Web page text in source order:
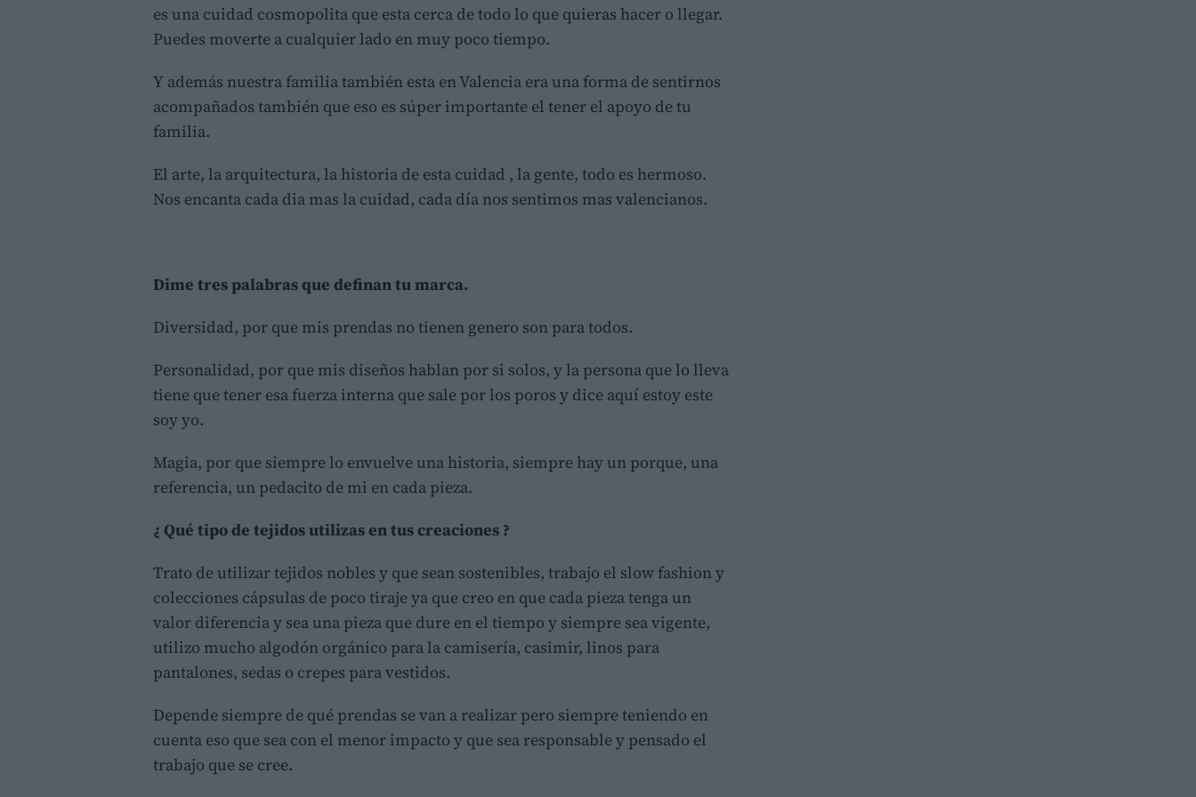
es una cuidad cosmopolita que esta cerca de todo lo que quieras hacer o llegar.
Puedes moverte a cualquier lado en muy poco tiempo.
Y además nuestra familia también esta en Valencia era una forma de sentirnos
acompañados también que eso es súper importante el tener el apoyo de tu
familia.
El arte, la arquitectura, la historia de esta cuidad , la gente, todo es hermoso.
Nos encanta cada dia mas la cuidad, cada día nos sentimos mas valencianos.
Dime tres palabras que definan tu marca.
Diversidad, por que mis prendas no tienen genero son para todos.
Personalidad, por que mis diseños hablan por si solos, y la persona que lo lleva
tiene que tener esa fuerza interna que sale por los poros y dice aquí estoy este
soy yo.
Magia, por que siempre lo envuelve una historia, siempre hay un porque, una
referencia, un pedacito de mi en cada pieza.
¿ Qué tipo de tejidos utilizas en tus creaciones ?
Trato de utilizar tejidos nobles y que sean sostenibles, trabajo el slow fashion y
colecciones cápsulas de poco tiraje ya que creo en que cada pieza tenga un
valor diferencia y sea una pieza que dure en el tiempo y siempre sea vigente,
utilizo mucho algodón orgánico para la camisería, casimir, linos para
pantalones, sedas o crepes para vestidos.
Depende siempre de qué prendas se van a realizar pero siempre teniendo en
cuenta eso que sea con el menor impacto y que sea responsable y pensado el
trabajo que se cree.